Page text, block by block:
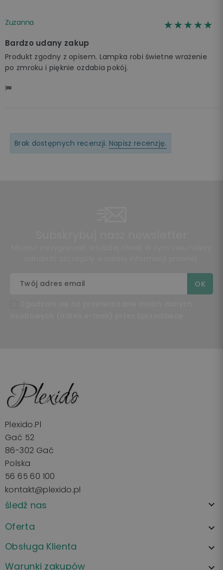
Zuzanna ☆☆☆☆☆
★★★★★
Bardzo udany zakup
Produkt zgodny z opisem. Lampka robi świetne wrażenie
po zmroku i pięknie ozdabia pokój.
Brak dostępnych recenzji. Napisz recenzję.
Plexido.pl
Gać 52
86-302 Gać
Polska
56 65 60 100
kontakt@plexido.pl
śledź nas 
Oferta 
Obsługa Klienta 
Warunki zakupów